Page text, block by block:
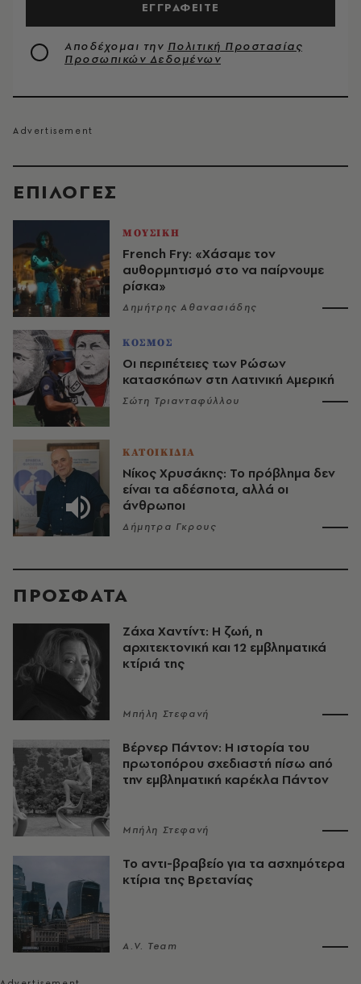
EΠΙΛΟΓΈΣ
ΜΟΥΣΙΚΗ
French Fry: «Χάσαμε τον
αυθορμητισμό στο να παίρνουμε
ρίσκα»
Δημήτρης Αθανασιάδης
ΚΟΣΜΟΣ
Οι περιπέτειες των Ρώσων
κατασκόπων στη Λατινική Αμερική
Σώτη Τριανταφύλλου
ΚΑΤΟΙΚΙΔΙΑ
Νίκος Χρυσάκης: Το πρόβλημα δεν
είναι τα αδέσποτα, αλλά οι
άνθρωποι
Δήμητρα Γκρους
ΕΓΓΡΑΦΕΙΤΕ
Αποδέχομαι την Πολιτική Προστασίας
Προσωπικών Δεδομένων
ΠΡΟΣΦΑΤΑ
Ζάχα Χαντίντ: Η ζωή, η
αρχιτεκτονική και 12 εμβληματικά
κτίριά της
Μπήλη Στεφανή
Βέρνερ Πάντον: Η ιστορία του
πρωτοπόρου σχεδιαστή πίσω από
την εμβληματική καρέκλα Πάντον
Μπήλη Στεφανή
Το αντι-βραβείο για τα ασχημότερα
κτίρια της Βρετανίας
A.V. Team